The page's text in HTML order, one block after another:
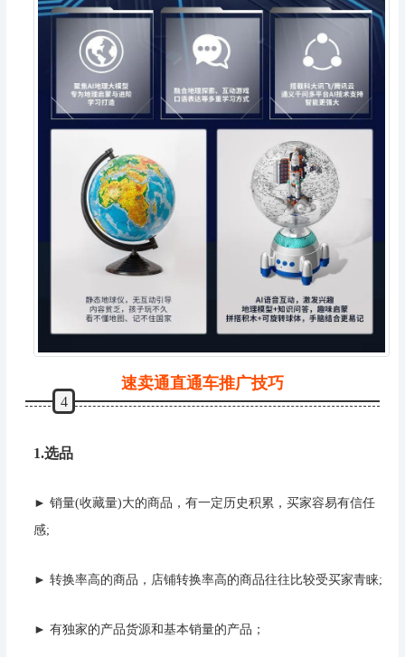
速卖通直通车推广技巧
4
1.选品
► 销量(收藏量)大的商品，有一定历史积累，买家容易有信任
感;
► 转换率高的商品，店铺转换率高的商品往往比较受买家青睐;
► 有独家的产品货源和基本销量的产品；